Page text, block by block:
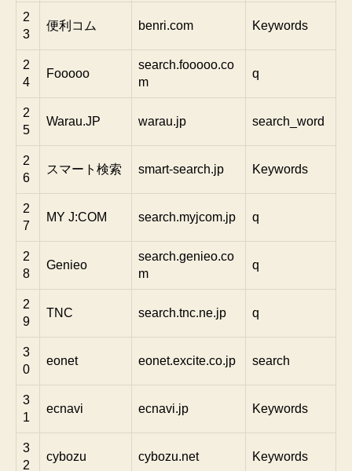
2
3
便利コム benri.com Keywords
2
4
Fooooo
search.fooooo.co
m
q
2
5
Warau.JP warau.jp search_word
2
6
スマート検索 smart-search.jp Keywords
2
7
MY J:COM search.myjcom.jp q
2
8
Genieo
search.genieo.co
m
q
2
9
TNC search.tnc.ne.jp q
3
0
eonet eonet.excite.co.jp search
3
1
ecnavi ecnavi.jp Keywords
3
2
cybozu cybozu.net Keywords